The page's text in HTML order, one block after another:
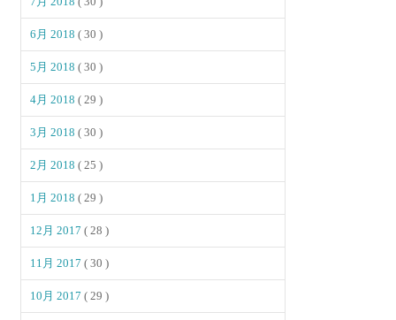
6月 2018( 30 )
5月 2018( 30 )
4月 2018( 29 )
3月 2018( 30 )
2月 2018( 25 )
1月 2018( 29 )
12月 2017( 28 )
11月 2017( 30 )
10月 2017( 29 )